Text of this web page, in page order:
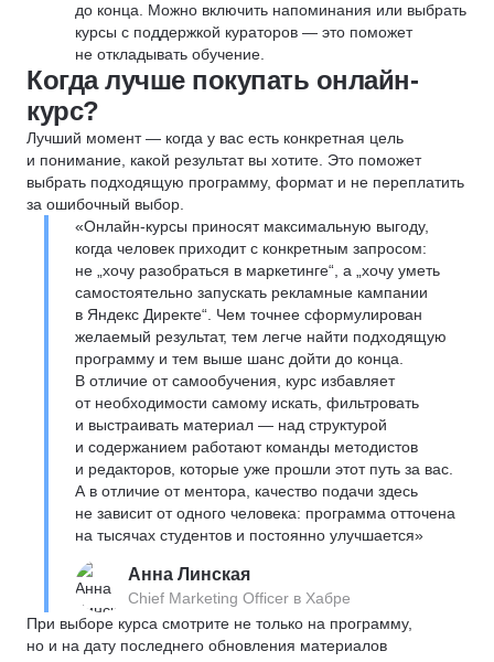
до конца. Можно включить напоминания или выбрать
курсы с поддержкой кураторов — это поможет
не откладывать обучение.
Когда лучше покупать онлайн-
курс?
Лучший момент — когда у вас есть конкретная цель
и понимание, какой результат вы хотите. Это поможет
выбрать подходящую программу, формат и не переплатить
за ошибочный выбор.
«Онлайн-курсы приносят максимальную выгоду,
когда человек приходит с конкретным запросом:
не „хочу разобраться в маркетинге“, а „хочу уметь
самостоятельно запускать рекламные кампании
в Яндекс Директе“. Чем точнее сформулирован
желаемый результат, тем легче найти подходящую
программу и тем выше шанс дойти до конца.
В отличие от самообучения, курс избавляет
от необходимости самому искать, фильтровать
и выстраивать материал — над структурой
и содержанием работают команды методистов
и редакторов, которые уже прошли этот путь за вас.
А в отличие от ментора, качество подачи здесь
не зависит от одного человека: программа отточена
на тысячах студентов и постоянно улучшается»
Анна Линская
Chief Marketing Officer в Хабре
При выборе курса смотрите не только на программу,
но и на дату последнего обновления материалов